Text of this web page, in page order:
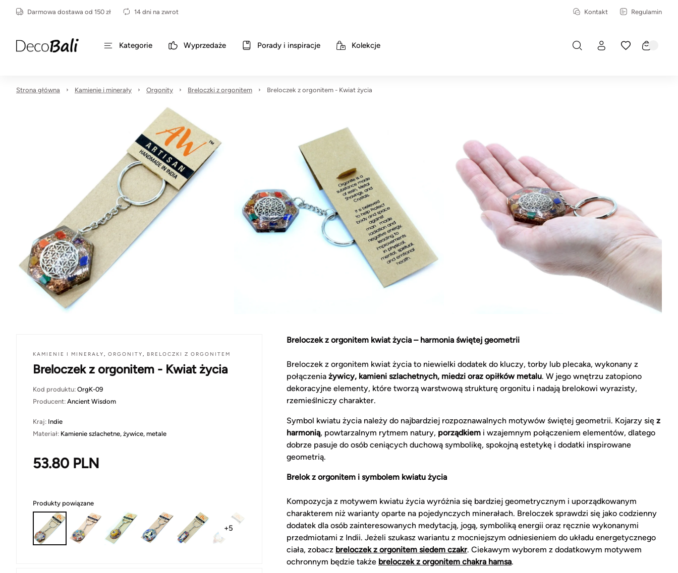
Darmowa dostawa od 150 zł 14 dni na zwrot Kontakt Regulamin
Kategorie Wyprzedaże Porady i inspiracje Kolekcje
Strona główna Kamienie i minerały Orgonity Breloczki z orgonitem Breloczek z orgonitem - Kwiat życia
KAMIENIE I MINERAŁY, ORGONITY, BRELOCZKI Z ORGONITEM
Breloczek z orgonitem - Kwiat życia
Kod produktu: OrgK-09
Producent: Ancient Wisdom
Kraj: Indie
Materiał: Kamienie szlachetne, żywice, metale
53.80 PLN
Produkty powiązane
+5
Breloczek z orgonitem kwiat życia – harmonia świętej geometrii
Breloczek z orgonitem kwiat życia to niewielki dodatek do kluczy, torby lub plecaka, wykonany z
połączenia żywicy, kamieni szlachetnych, miedzi oraz opiłków metalu. W jego wnętrzu zatopiono
dekoracyjne elementy, które tworzą warstwową strukturę orgonitu i nadają brelokowi wyrazisty,
rzemieślniczy charakter.
Symbol kwiatu życia należy do najbardziej rozpoznawalnych motywów świętej geometrii. Kojarzy się z
harmonią, powtarzalnym rytmem natury, porządkiem i wzajemnym połączeniem elementów, dlatego
dobrze pasuje do osób ceniących duchową symbolikę, spokojną estetykę i dodatki inspirowane
geometrią.
Brelok z orgonitem i symbolem kwiatu życia
Kompozycja z motywem kwiatu życia wyróżnia się bardziej geometrycznym i uporządkowanym
charakterem niż warianty oparte na pojedynczych minerałach. Breloczek sprawdzi się jako codzienny
dodatek dla osób zainteresowanych medytacją, jogą, symboliką energii oraz ręcznie wykonanymi
przedmiotami z Indii. Jeżeli szukasz wariantu z mocniejszym odniesieniem do układu energetycznego
ciała, zobacz breloczek z orgonitem siedem czakr. Ciekawym wyborem z dodatkowym motywem
ochronnym będzie także breloczek z orgonitem chakra hamsa.